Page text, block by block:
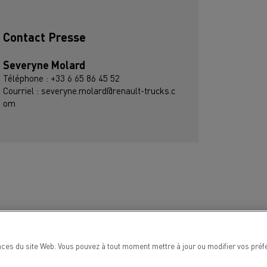
Contact Presse
Severyne Molard
Téléphone : +33 6 65 86 45 52
Courriel : severyne.molard@renault-trucks.c
om
site Web. Vous pouvez à tout moment mettre à jour ou modifier vos